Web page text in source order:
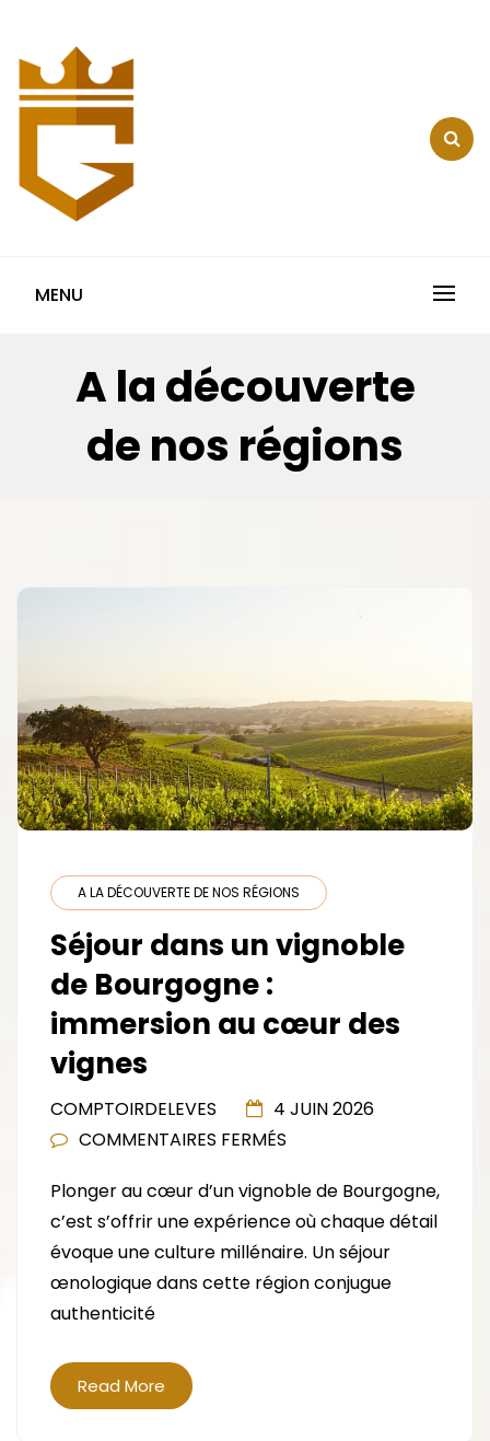
content
L' EVESQUE :
RESTAURANT ET
MENU
A la découverte
de nos régions
A LA DÉCOUVERTE DE NOS RÉGIONS
Séjour dans un vignoble
de Bourgogne :
immersion au cœur des
vignes
COMPTOIRDELEVES
4 JUIN 2026
COMMENTAIRES FERMÉS
DANS
UN
VIGNOBLE
DE
Plonger au cœur d’un vignoble de Bourgogne,
c’est s’offrir une expérience où chaque détail
évoque une culture millénaire. Un séjour
œnologique dans cette région conjugue
authenticité
Read More